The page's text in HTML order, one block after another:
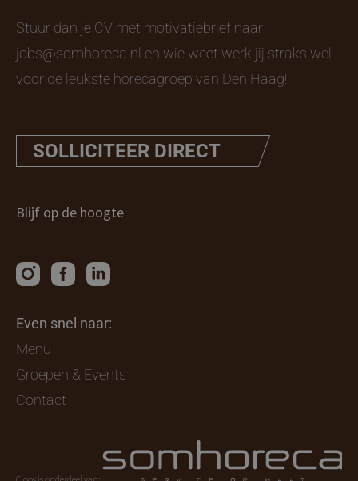
Stuur dan je CV met motivatiebrief naar
jobs@somhoreca.nl en wie weet werk jij straks wel
voor de leukste horecagroep van Den Haag!
SOLLICITEER DIRECT
Blijf op de hoogte
Even snel naar:
Menu
Groepen & Events
Contact